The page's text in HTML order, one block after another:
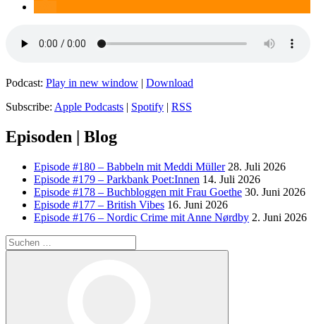
Podcast: Play in new window | Download
Subscribe: Apple Podcasts | Spotify | RSS
Episoden | Blog
Episode #180 – Babbeln mit Meddi Müller 28. Juli 2026
Episode #179 – Parkbank Poet:Innen 14. Juli 2026
Episode #178 – Buchbloggen mit Frau Goethe 30. Juni 2026
Episode #177 – British Vibes 16. Juni 2026
Episode #176 – Nordic Crime mit Anne Nørdby 2. Juni 2026
Suchen
nach: